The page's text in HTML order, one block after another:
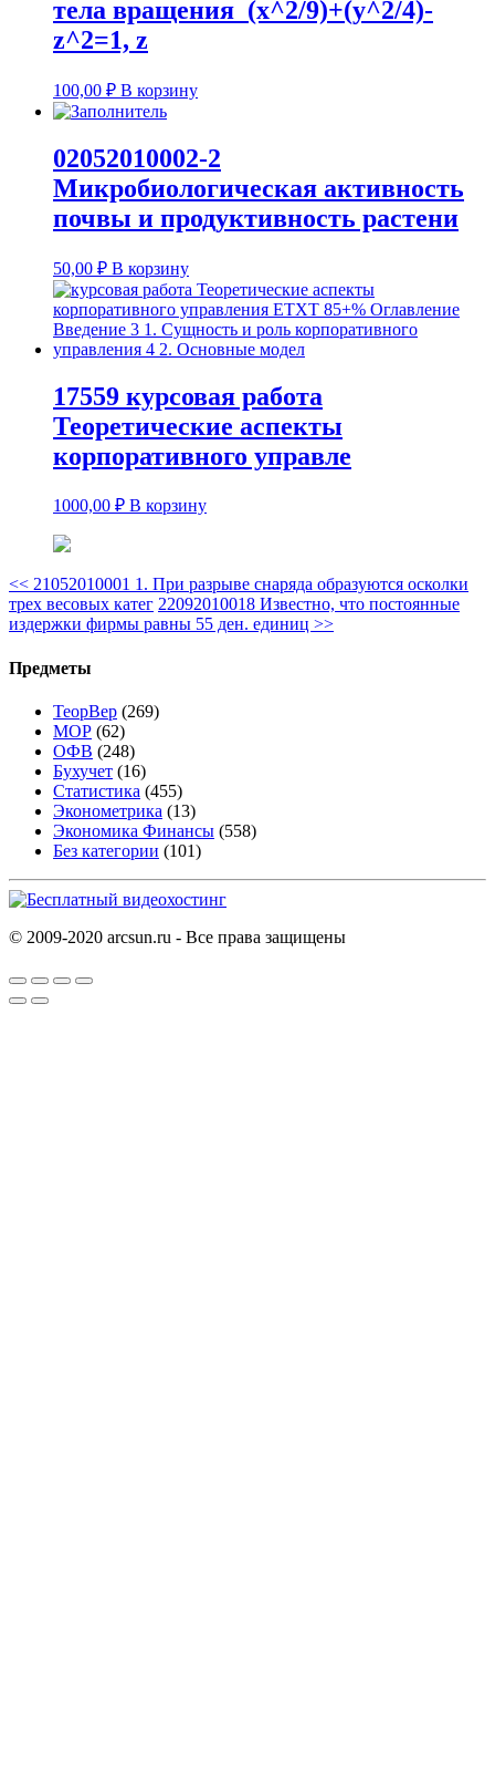
тела вращения (x^2/9)+(y^2/4)-
z^2=1, z
100,00 ₽ В корзину
02052010002-2
Микробиологическая активность
почвы и продуктивность растени
50,00 ₽ В корзину
17559 курсовая работа
Теоретические аспекты
корпоративного управле
1000,00 ₽ В корзину
<< 21052010001 1. При разрыве снаряда образуются осколки
трех весовых катег 22092010018 Известно, что постоянные
издержки фирмы равны 55 ден. единиц >>
Предметы
ТеорВер (269)
МОР (62)
ОФВ (248)
Бухучет (16)
Статистика (455)
Эконометрика (13)
Экономика Финансы (558)
Без категории (101)
© 2009-2020 arcsun.ru - Все права защищены